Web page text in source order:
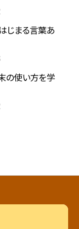
はじまる言葉あ
の使い方を学